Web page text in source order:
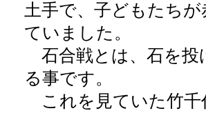
土手で、子どもたち
ていました。
石合戦とは、石を投
る事です。
これを見ていた竹千